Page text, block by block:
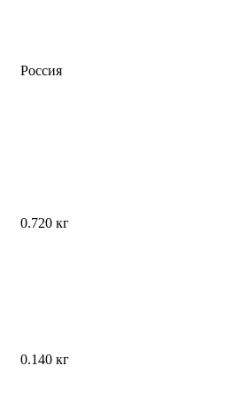
Россия
0.720 кг
0.140 кг